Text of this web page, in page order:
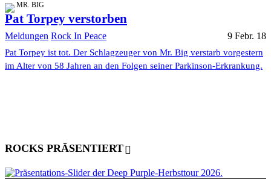
MR. BIG
Pat Torpey verstorben
Meldungen Rock In Peace 9 Febr. 18
Pat Torpey ist tot. Der Schlagzeuger von Mr. Big verstarb vorgestern
im Alter von 58 Jahren an den Folgen seiner Parkinson-Erkrankung.
ROCKS PRÄSENTIERT